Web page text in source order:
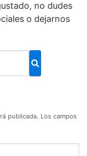
no dudes
o dejarnos
publicada. Los campos